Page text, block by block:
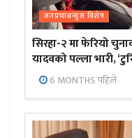
जनप्रभाबन्युज विशेष
सिरहा-२ मा फेरियो
यादवको पल्ला भारी,
6 MONTHS पहिले